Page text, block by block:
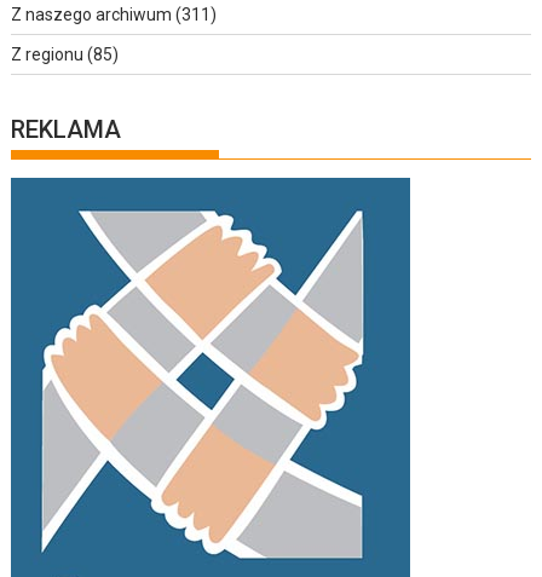
Z naszego archiwum (311)
Z regionu (85)
REKLAMA